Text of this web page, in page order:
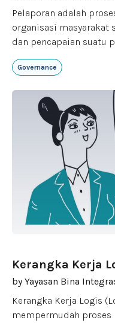
Pelaporan adalah
organisasi
dan pencapaian suatu
Governance
Kerangka Kerja
by Yayasan Bina
Kerangka Kerja Logis
mempermudah proses